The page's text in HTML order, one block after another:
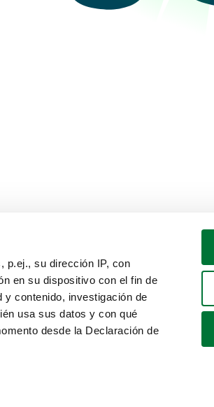
p.ej., su dirección IP, con
en su dispositivo con el fin de
y contenido, investigación de
usa sus datos y con qué
desde la Declaración de